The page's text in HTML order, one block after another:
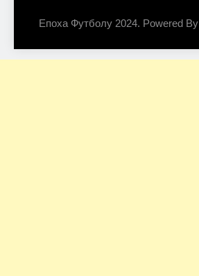
Епоха Футболу 2024. Powered By